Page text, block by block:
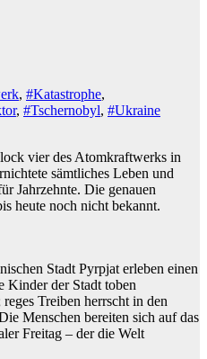
, #Katastrophe,
, #Tschernobyl, #Ukraine
vier des Atomkraftwerks in
sämtliches Leben und
Jahrzehnte. Die genauen
heute noch nicht bekannt.
Stadt Pyrpjat erleben einen
Kinder der Stadt toben
Treiben herrscht in den
Menschen bereiten sich auf das
Freitag – der die Welt